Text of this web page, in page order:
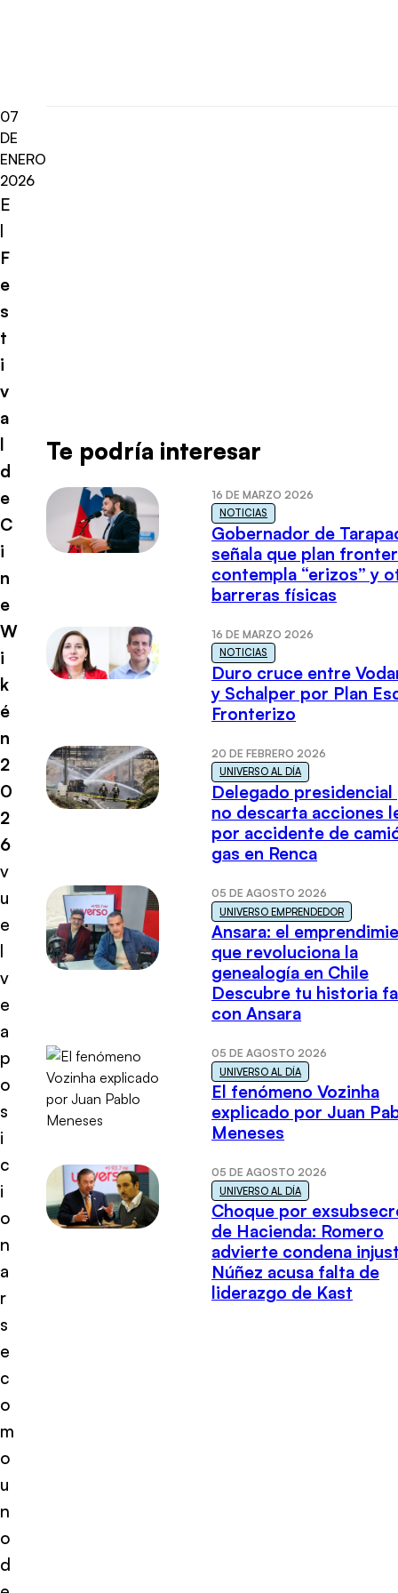
07
DE
ENERO
2026
E
l
F
e
s
t
i
v
a
l
d
e
C
i
n
e
W
i
k
é
n
2
0
2
6
v
u
e
l
v
e
a
p
o
s
i
c
i
o
n
a
r
s
e
c
o
m
o
u
n
o
d
Te podría interesar
16 DE MARZO 2026
NOTICIAS
Gobernador de
señala que plan
contempla “erizos” y
barreras físicas
16 DE MARZO 2026
NOTICIAS
Duro cruce entre
y Schalper por Plan
Fronterizo
20 DE FEBRERO 2026
UNIVERSO AL DÍA
Delegado presidencial
no descarta acciones
por accidente de
gas en Renca
05 DE AGOSTO 2026
UNIVERSO EMPRENDEDOR
Ansara: el
que revoluciona la
genealogía en Chile
Descubre tu historia
con Ansara
05 DE AGOSTO 2026
UNIVERSO AL DÍA
El fenómeno Vozinha
explicado por Juan
Meneses
05 DE AGOSTO 2026
UNIVERSO AL DÍA
Choque por
de Hacienda: Romero
advierte condena
Núñez acusa falta de
liderazgo de Kast